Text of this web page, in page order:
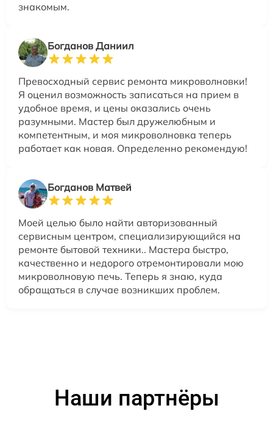
знакомым.
Богданов Даниил
Превосходный сервис ремонта микроволновки!
Я оценил возможность записаться на прием в
удобное время, и цены оказались очень
разумными. Мастер был дружелюбным и
компетентным, и моя микроволновка теперь
работает как новая. Определенно рекомендую!
Богданов Матвей
Моей целью было найти авторизованный
сервисным центром, специализирующийся на
ремонте бытовой техники.. Мастера быстро,
качественно и недорого отремонтировали мою
микроволновую печь. Теперь я знаю, куда
обращаться в случае возникших проблем.
Наши партнёры